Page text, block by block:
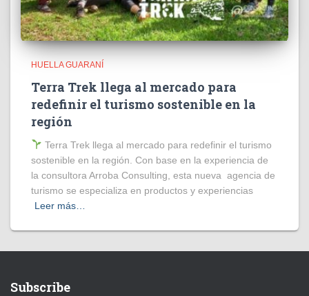
HUELLA GUARANÍ
Terra Trek llega al mercado para
redefinir el turismo sostenible en la
región
Terra Trek llega al mercado para redefinir el turismo
sostenible en la región. Con base en la experiencia de
la consultora Arroba Consulting, esta nueva agencia de
turismo se especializa en productos y experiencias
Leer más…
Subscribe